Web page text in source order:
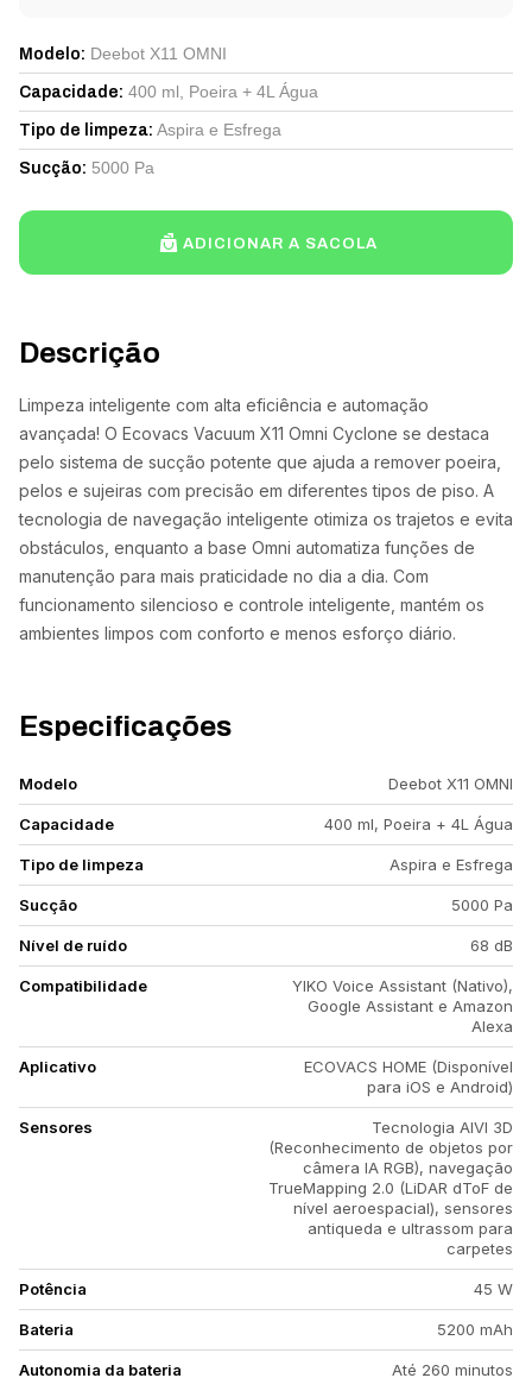
Descrição
Limpeza inteligente com alta eficiência e automação
avançada! O Ecovacs Vacuum X11 Omni Cyclone se destaca
pelo sistema de sucção potente que ajuda a remover poeira,
pelos e sujeiras com precisão em diferentes tipos de piso. A
tecnologia de navegação inteligente otimiza os trajetos e evita
obstáculos, enquanto a base Omni automatiza funções de
manutenção para mais praticidade no dia a dia. Com
funcionamento silencioso e controle inteligente, mantém os
ambientes limpos com conforto e menos esforço diário.
Especificações
Modelo Deebot X11 OMNI
Capacidade 400 ml, Poeira + 4L Água
Tipo de limpeza Aspira e Esfrega
Sucção 5000 Pa
Nível de ruído 68 dB
Compatibilidade
YIKO Voice Assistant (Nativo),
Google Assistant e Amazon
Alexa
Aplicativo
ECOVACS HOME (Disponível
para iOS e Android)
Sensores
Tecnologia AIVI 3D
(Reconhecimento de objetos por
câmera IA RGB), navegação
TrueMapping 2.0 (LiDAR dToF de
nível aeroespacial), sensores
antiqueda e ultrassom para
carpetes
Potência 45 W
Bateria 5200 mAh
Autonomia da bateria Até 260 minutos
Modelo: Deebot X11 OMNI
Capacidade: 400 ml, Poeira + 4L Água
Tipo de limpeza: Aspira e Esfrega
Sucção: 5000 Pa
ADICIONAR A SACOLA